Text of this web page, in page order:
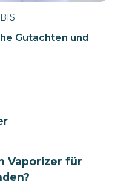
Gutachten und
Vaporizer für